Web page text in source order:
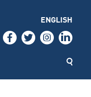
ENGLISH